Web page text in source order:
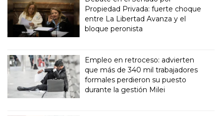
Propiedad Privada: fuerte choque
entre La Libertad Avanza y el
bloque peronista
Empleo en retroceso: advierten
que más de 340 mil trabajadores
formales perdieron su puesto
durante la gestión Milei